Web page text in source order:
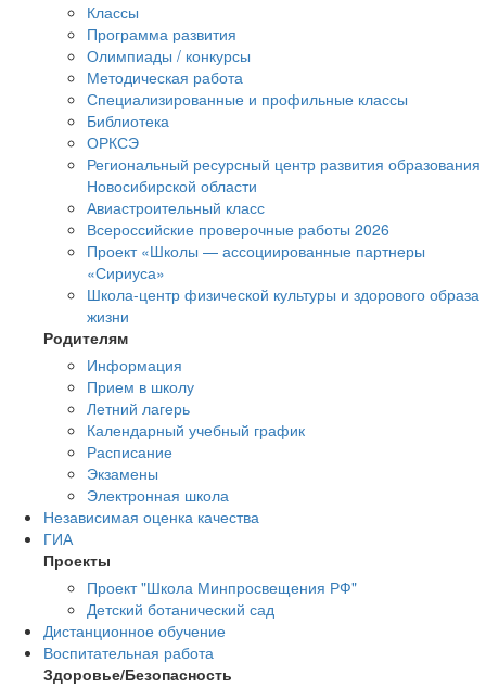
Классы
Программа развития
Олимпиады / конкурсы
Методическая работа
Специализированные и профильные классы
Библиотека
ОРКСЭ
Региональный ресурсный центр развития образования
Новосибирской области
Авиастроительный класс
Всероссийские проверочные работы 2026
Проект «Школы — ассоциированные партнеры
«Сириуса»
Школа-центр физической культуры и здорового образа
жизни
Родителям
Информация
Прием в школу
Летний лагерь
Календарный учебный график
Расписание
Экзамены
Электронная школа
Независимая оценка качества
ГИА
Проекты
Проект "Школа Минпросвещения РФ"
Детский ботанический сад
Дистанционное обучение
Воспитательная работа
Здоровье/Безопасность